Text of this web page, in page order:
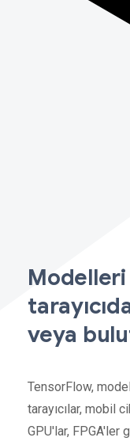
veya
TensorFlow,
tarayıcılar, mobil
GPU'lar, FPGA'ler